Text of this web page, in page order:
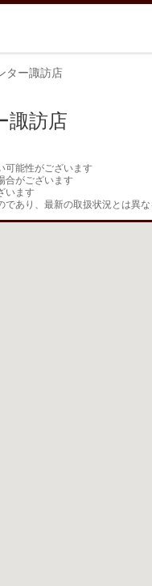
ター諏訪店
諏訪店
可能性がございます
合がございます
います
あり、最新の取扱状況とは異